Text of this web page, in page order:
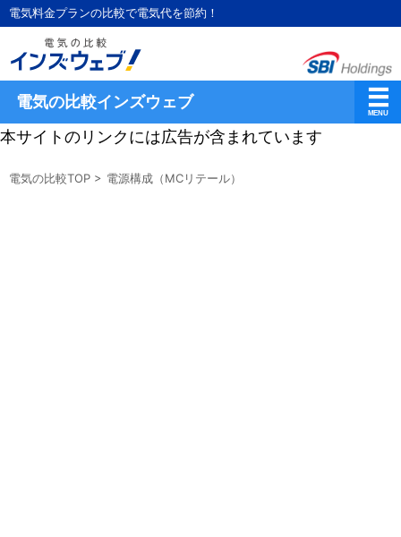
電気料金プランの比較で電気代を節約！
電気の比較インズウェブ
本サイトのリンクには広告が含まれています
電気の比較TOP > 電源構成（MCリテール）